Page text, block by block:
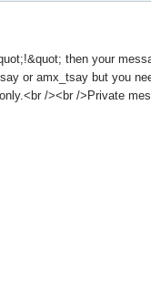
then your
or amx_tsay but you
/><br />Private